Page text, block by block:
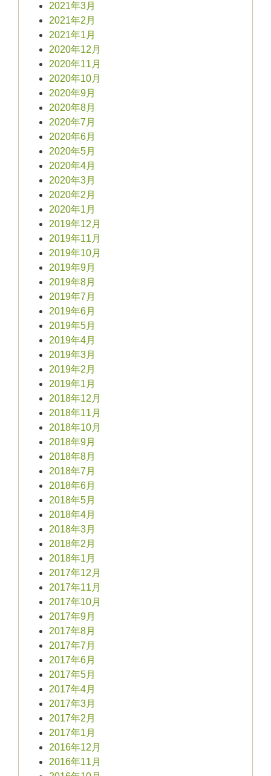
2021年3月
2021年2月
2021年1月
2020年12月
2020年11月
2020年10月
2020年9月
2020年8月
2020年7月
2020年6月
2020年5月
2020年4月
2020年3月
2020年2月
2020年1月
2019年12月
2019年11月
2019年10月
2019年9月
2019年8月
2019年7月
2019年6月
2019年5月
2019年4月
2019年3月
2019年2月
2019年1月
2018年12月
2018年11月
2018年10月
2018年9月
2018年8月
2018年7月
2018年6月
2018年5月
2018年4月
2018年3月
2018年2月
2018年1月
2017年12月
2017年11月
2017年10月
2017年9月
2017年8月
2017年7月
2017年6月
2017年5月
2017年4月
2017年3月
2017年2月
2017年1月
2016年12月
2016年11月